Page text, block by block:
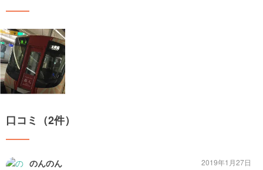
口コミ（2件）
のんのん
2019年1月27日